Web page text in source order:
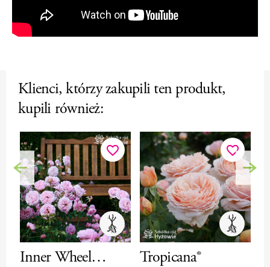
Klienci, którzy zakupili ten produkt,
kupili również:
favorite_border
Inner Wheel
favorite_border
Tropicana®
Poprzedni